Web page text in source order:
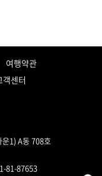
여행약관
객센터
1) A동 708호
81-87653